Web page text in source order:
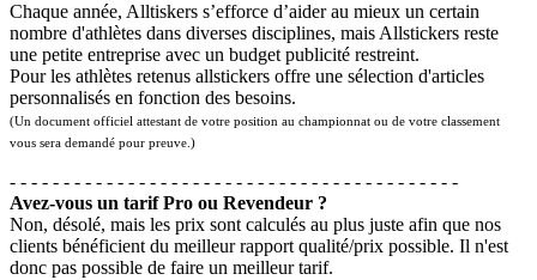
Chaque année, Alltiskers s’efforce d’aider au mieux un certain
nombre d'athlètes dans diverses disciplines, mais Allstickers reste
une petite entreprise avec un budget publicité restreint.
Pour les athlètes retenus allstickers offre une sélection d'articles
personnalisés en fonction des besoins.
(Un document officiel attestant de votre position au championnat ou de votre classement
vous sera demandé pour preuve.)
- - - - - - - - - - - - - - - - - - - - - - - - - - - - - - - - - - - - - - - - - -
Avez-vous un tarif Pro ou Revendeur ?
Non, désolé, mais les prix sont calculés au plus juste afin que nos
clients bénéficient du meilleur rapport qualité/prix possible. Il n'est
donc pas possible de faire un meilleur tarif.